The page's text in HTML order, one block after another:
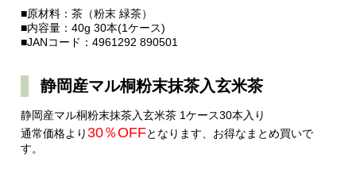
■原材料：茶（粉末 緑茶）
■内容量：40g 30本(1ケース)
■JANコード：4961292 890501
静岡産マル桐粉末抹茶入玄米茶
静岡産マル桐粉末抹茶入玄米茶 1ケース30本入り
通常価格より30％OFFとなります、お得なまとめ買いで
す。